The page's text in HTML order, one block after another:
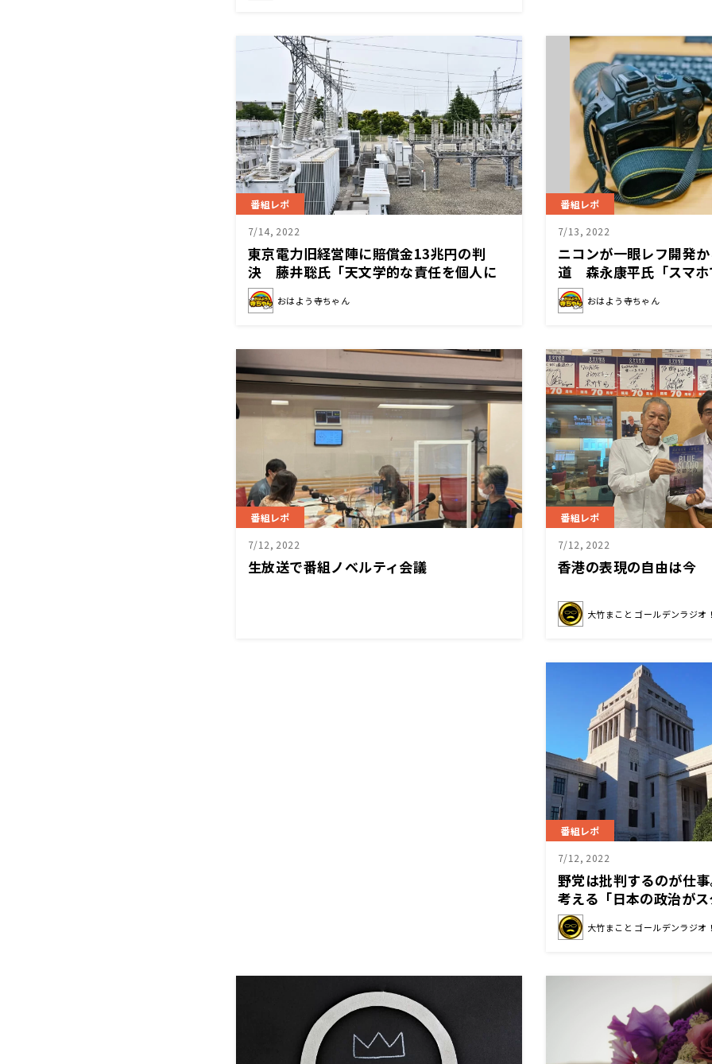
番組レポ
7/14, 2022
東京電力旧経営陣に賠償金13兆円の判
決 藤井聡氏「天文学的な責任を個人に
負わせるべきではない」
おはよう寺ちゃん
番組レポ
7/13, 2022
ニコンが一眼レフ開発
道 森永康平氏「スマホ
マンじゃない人が見た
おはよう寺ちゃん
番組レポ
7/12, 2022
生放送で番組ノベルティ会議
番組レポ
7/12, 2022
香港の表現の自由は今
大竹まこと ゴールデンラジオ
番組レポ
7/12, 2022
野党は批判するのが仕
考える「日本の政治が
つためには？」
大竹まこと ゴールデンラジオ